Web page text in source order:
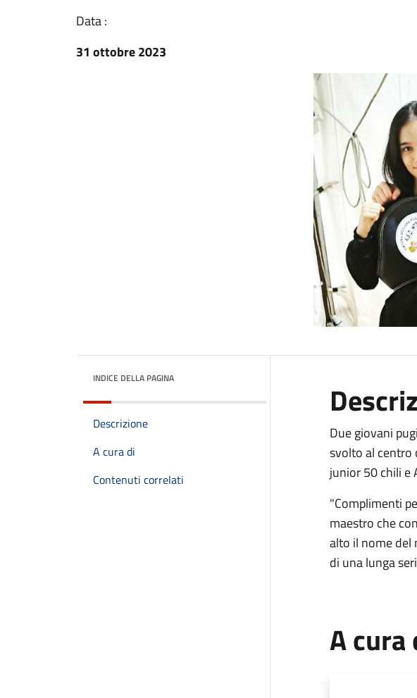
Data :
31 ottobre 2023
INDICE DELLA PAGINA
Descrizione
A cura di
Contenuti correlati
Due giovani
svolto al centro
junior 50 chili e
"Complimenti
maestro che
alto il nome del
di una lunga
A cura